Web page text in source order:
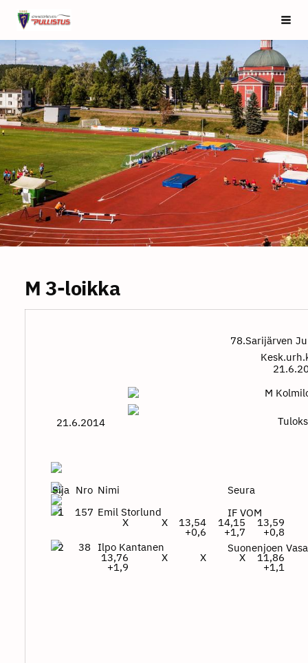
Siirry
sivun
sisältöön
Saarijärven Pullistus
M 3-loikka
78.Sarijärven
M
21.6.2014
Sija Nro Nimi
Seura
1
157 Emil Storlund IF VOM
X X 13,54
+0,6
14,15
+1,7
13,59
+0,8
2
38 Ilpo Kantanen Suonenjoen
13,76
+1,9
X X X 11,86
+1,1